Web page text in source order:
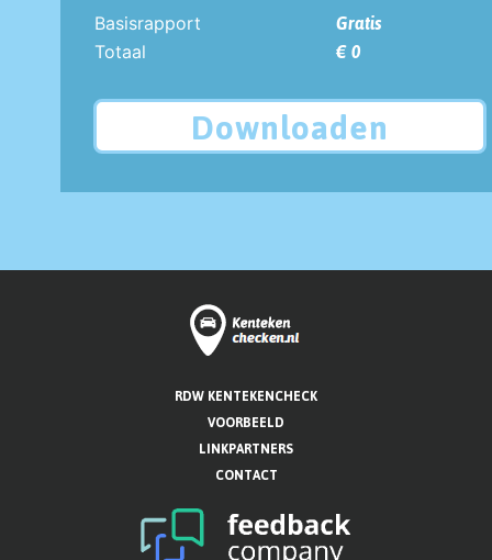
Basisrapport
Gratis
Totaal
€ 0
Downloaden
RDW KENTEKENCHECK
VOORBEELD
LINKPARTNERS
CONTACT